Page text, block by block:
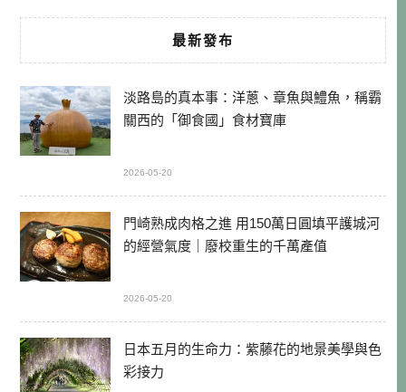
最新發布
淡路島的真本事：洋蔥、章魚與鱧魚，稱霸
關西的「御食國」食材寶庫
2026-05-20
門崎熟成肉格之進 用150萬日圓填平護城河
的經營氣度｜廢校重生的千萬產值
2026-05-20
日本五月的生命力：紫藤花的地景美學與色
彩接力